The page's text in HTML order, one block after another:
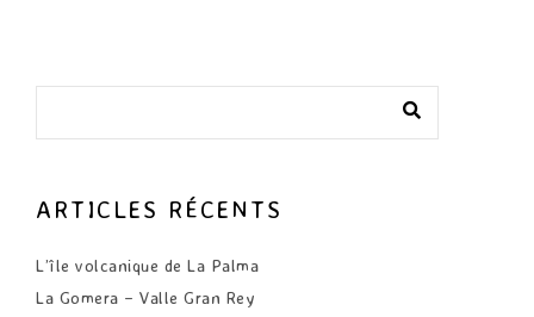
ARTICLES RÉCENTS
L’île volcanique de La Palma
La Gomera – Valle Gran Rey